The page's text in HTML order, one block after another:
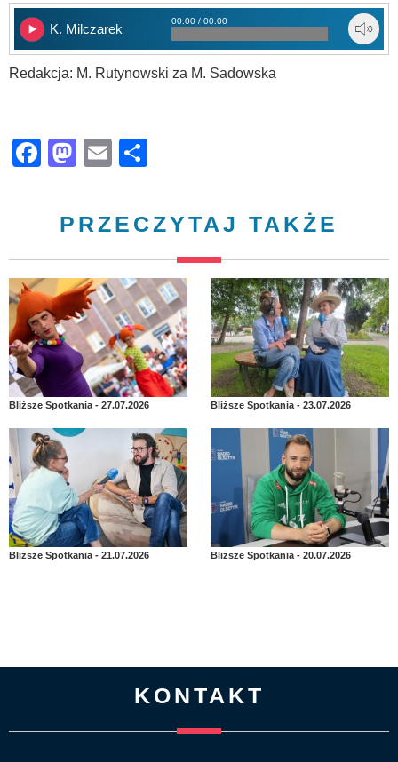
K. Milczarek
00:00 / 00:00
Redakcja: M. Rutynowski za M. Sadowska
Facebook
Mastodon
Email
PRZECZYTAJ TAKŻE
Bliższe Spotkania - 27.07.2026 Bliższe Spotkania - 23.07.2026
Bliższe Spotkania - 21.07.2026 Bliższe Spotkania - 20.07.2026
KONTAKT